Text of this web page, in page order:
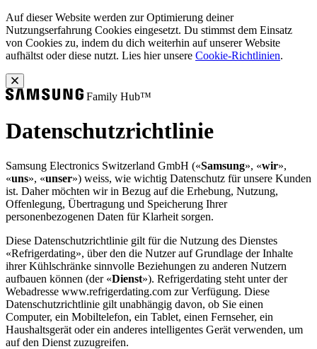
Auf dieser Website werden zur Optimierung deiner
Nutzungserfahrung Cookies eingesetzt. Du stimmst dem Einsatz
von Cookies zu, indem du dich weiterhin auf unserer Website
aufhältst oder diese nutzt. Lies hier unsere Cookie-Richtlinien.
Family Hub™
Datenschutzrichtlinie
Samsung Electronics Switzerland GmbH («Samsung», «wir»,
«uns», «unser») weiss, wie wichtig Datenschutz für unsere Kunden
ist. Daher möchten wir in Bezug auf die Erhebung, Nutzung,
Offenlegung, Übertragung und Speicherung Ihrer
personenbezogenen Daten für Klarheit sorgen.
Diese Datenschutzrichtlinie gilt für die Nutzung des Dienstes
«Refrigerdating», über den die Nutzer auf Grundlage der Inhalte
ihrer Kühlschränke sinnvolle Beziehungen zu anderen Nutzern
aufbauen können (der «Dienst»). Refrigerdating steht unter der
Webadresse www.refrigerdating.com zur Verfügung. Diese
Datenschutzrichtlinie gilt unabhängig davon, ob Sie einen
Computer, ein Mobiltelefon, ein Tablet, einen Fernseher, ein
Haushaltsgerät oder ein anderes intelligentes Gerät verwenden, um
auf den Dienst zuzugreifen.